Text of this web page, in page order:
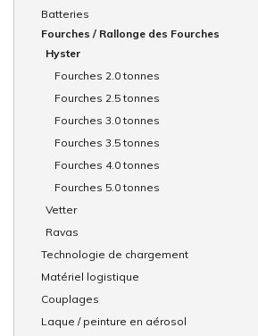
Batteries
Fourches / Rallonge des Fourches
Hyster
Fourches 2.0 tonnes
Fourches 2.5 tonnes
Fourches 3.0 tonnes
Fourches 3.5 tonnes
Fourches 4.0 tonnes
Fourches 5.0 tonnes
Vetter
Ravas
Technologie de chargement
Matériel logistique
Couplages
Laque / peinture en aérosol